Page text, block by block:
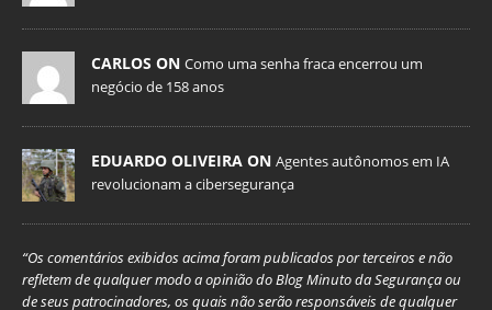
CARLOS ON Como uma senha fraca encerrou um
negócio de 158 anos
EDUARDO OLIVEIRA ON Agentes autônomos em IA
revolucionam a cibersegurança
“Os comentários exibidos acima foram publicados por terceiros e não
refletem de qualquer modo a opinião do Blog Minuto da Segurança ou
de seus patrocinadores, os quais não serão responsáveis de qualquer